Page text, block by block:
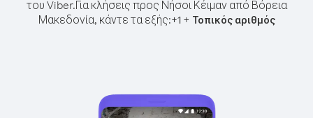
του Viber.Για κλήσεις προς Νήσοι Κέιμαν από Βόρεια
Μακεδονία, κάντε τα εξής:+1+ Τοπικός αριθμός